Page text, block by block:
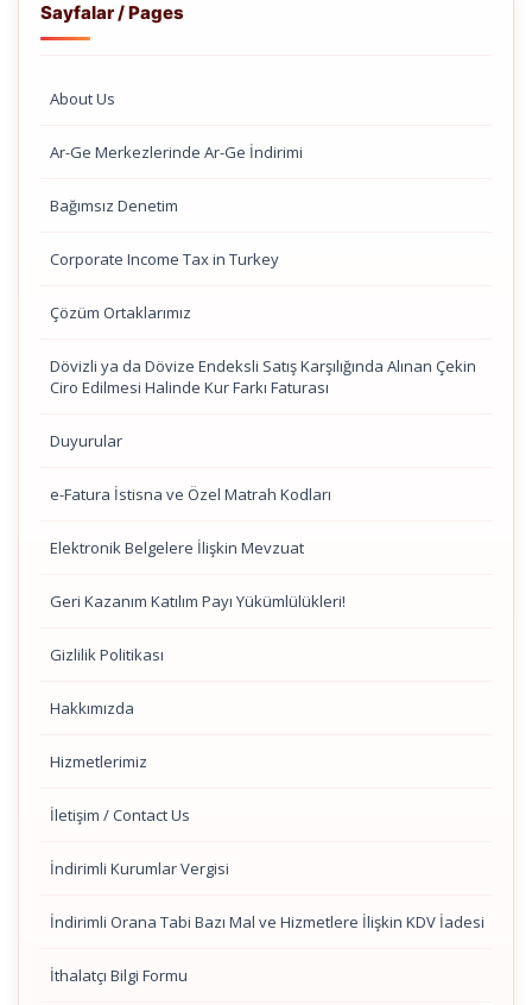
Sayfalar / Pages
About Us
Ar-Ge Merkezlerinde Ar-Ge İndirimi
Bağımsız Denetim
Corporate Income Tax in Turkey
Çözüm Ortaklarımız
Dövizli ya da Dövize Endeksli Satış Karşılığında Alınan Çekin
Ciro Edilmesi Halinde Kur Farkı Faturası
Duyurular
e-Fatura İstisna ve Özel Matrah Kodları
Elektronik Belgelere İlişkin Mevzuat
Geri Kazanım Katılım Payı Yükümlülükleri!
Gizlilik Politikası
Hakkımızda
Hizmetlerimiz
İletişim / Contact Us
İndirimli Kurumlar Vergisi
İndirimli Orana Tabi Bazı Mal ve Hizmetlere İlişkin KDV İadesi
İthalatçı Bilgi Formu